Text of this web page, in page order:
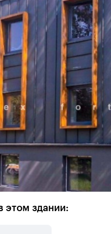
этом здании: